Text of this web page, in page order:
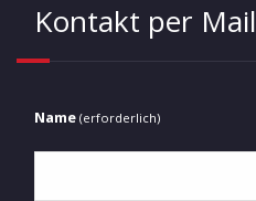
Kontakt per Mail
Name (erforderlich)